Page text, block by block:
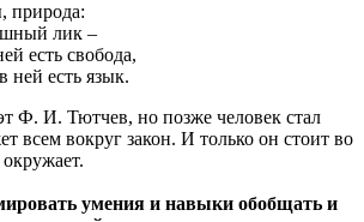
природа:
лик –
есть свобода,
ней есть язык.
Ф. И. Тютчев, но позже человек стал
всем вокруг закон. И только он стоит во
окружает.
умения и навыки обобщать и